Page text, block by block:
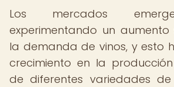
Los mercados
experimentando un aumento
la demanda de vinos, y esto
crecimiento en la
de diferentes variedades de